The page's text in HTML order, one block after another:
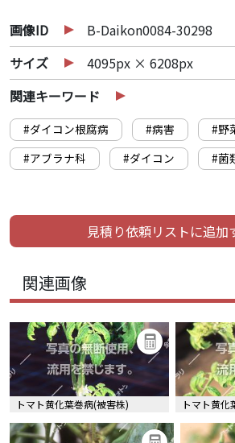
画像ID
B-Daikon0084-30298
サイズ
4095px × 6208px
関連キーワード
#ダイコン根腐病 #病害 #野
#アブラナ科
#ダイコン #菌
関連画像
トマト黄化葉巻病(被害株) トマト黄化